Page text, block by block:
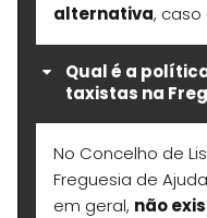
alternativa,
Qual é a
taxistas na
No Concelho de
Freguesia de
em geral, não